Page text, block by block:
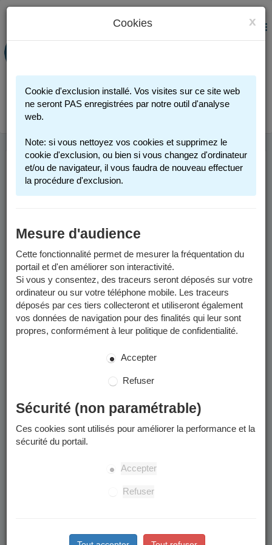
PORTAIL FAMILLE
Connexion
MENU
ANNÉE SCOLAIRE
2025-2026
Les informations sont valables pour l'année scolaire 2025-2026.
Un calendrier scolaire est disponible dans lesdocuments à
télécharger .
Enfants concernés
La préinscription à l'école publique concerne les enfants qui
Sont nés en 2022.
suite à un déménagement à Grenoble.
Souhaitent intégrer une école publique après une
scolarisation dans le privé ou à domicile.
Grenoblois : Scolariser son enfant dans une école en
x
Cookies
Cookie d'exclusion installé. Vos visites sur ce site web
ne seront PAS enregistrées par notre outil d'analyse
web.
Note: si vous nettoyez vos cookies et supprimez le
cookie d'exclusion, ou bien si vous changez d'ordinateur
et/ou de navigateur, il vous faudra de nouveau effectuer
la procédure d'exclusion.
Mesure d'audience
Cette fonctionnalité permet de mesurer la fréquentation du
portail et d'en améliorer son interactivité.
Si vous y consentez, des traceurs seront déposés sur votre
ordinateur ou sur votre téléphone mobile. Les traceurs
déposés par ces tiers collecteront et utiliseront également
vos données de navigation pour des finalités qui leur sont
propres, conformément à leur politique de confidentialité.
Accepter
Refuser
Sécurité (non paramétrable)
Ces cookies sont utilisés pour améliorer la performance et la
sécurité du portail.
Accepter
Refuser